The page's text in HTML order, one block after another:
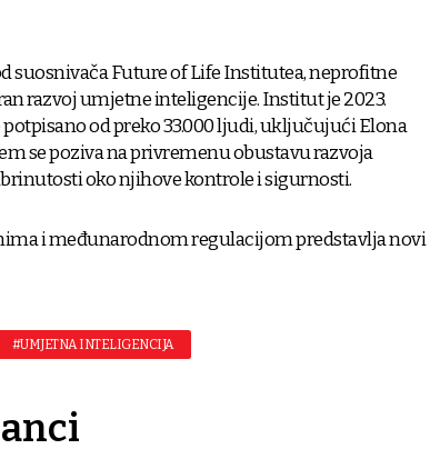
suosnivača Future of Life Institutea, neprofitne
razvoj umjetne inteligencije. Institut je 2023.
od preko 33.000 ljudi, uključujući Elona
se poziva na privremenu obustavu razvoja
oko njihove kontrole i sigurnosti.
i međunarodnom regulacijom predstavlja novi
#UMJETNA INTELIGENCIJA